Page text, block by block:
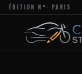
ÉDITION N°
MAGAZINE
DÉDIÉ
L’ACTUALITÉ
· PARIS